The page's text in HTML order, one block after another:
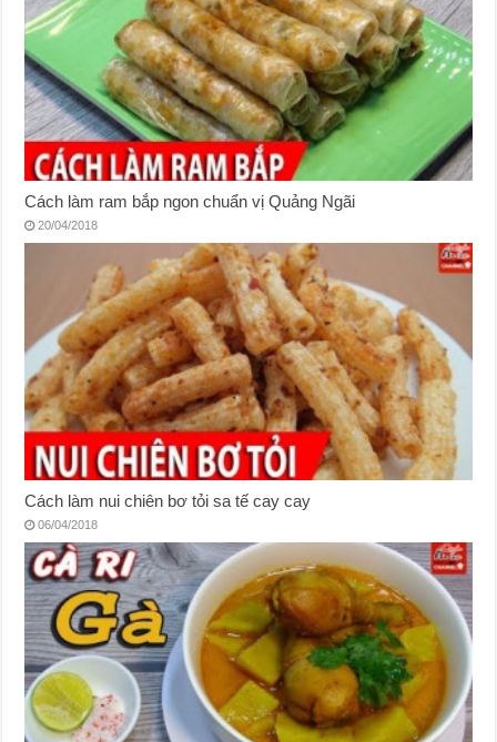
Cách làm ram bắp ngon chuẩn vị Quảng Ngãi
20/04/2018
Cách làm nui chiên bơ tỏi sa tế cay cay
06/04/2018